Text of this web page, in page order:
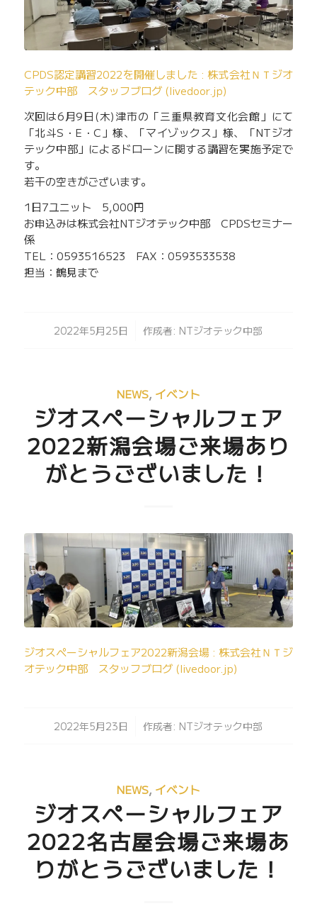
CPDS認定講習2022を開催しました : 株式会社ＮＴジオ
テック中部 スタッフブログ (livedoor.jp)
次回は6月9日(木)津市の「三重県教育文化会館」にて
「北斗S・E・C」様、「マイゾックス」様、「NTジオ
テック中部」によるドローンに関する講習を実施予定で
す。
若干の空きがございます。
1日7ユニット 5,000円
お申込みは株式会社NTジオテック中部 CPDSセミナー
係
TEL：0593516523 FAX：0593533538
担当：鶴見まで
2022年5月25日
/ 作成者: NTジオテック中部
NEWS, イベント
ジオスペーシャルフェア
2022新潟会場ご来場あり
がとうございました！
ジオスペーシャルフェア2022新潟会場 : 株式会社ＮＴジ
オテック中部 スタッフブログ (livedoor.jp)
2022年5月23日
/ 作成者: NTジオテック中部
NEWS, イベント
ジオスペーシャルフェア
2022名古屋会場ご来場あ
りがとうございました！